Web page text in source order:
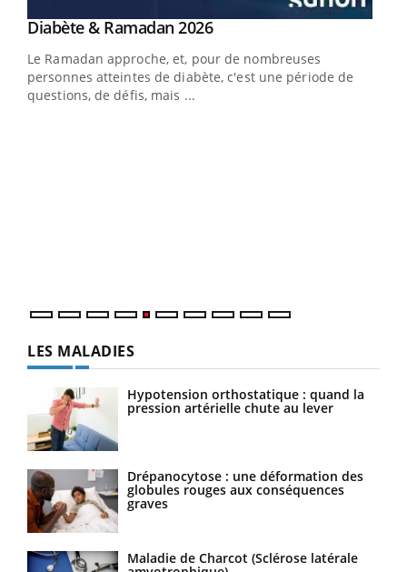
Youtube
Diabète & Ramadan 2026Youtube
Le Ramadan approche, et, pour de nombreuses
personnes atteintes de diabète, c'est une période de
questions, de défis, mais ...
LES MALADIES
Hypotension orthostatique : quand la
pression artérielle chute au lever
Drépanocytose : une déformation des
globules rouges aux conséquences
graves
Maladie de Charcot (Sclérose latérale